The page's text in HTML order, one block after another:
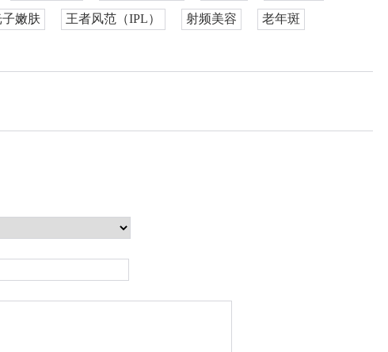
子嫩肤 王者风范（IPL） 射频美容 老年斑